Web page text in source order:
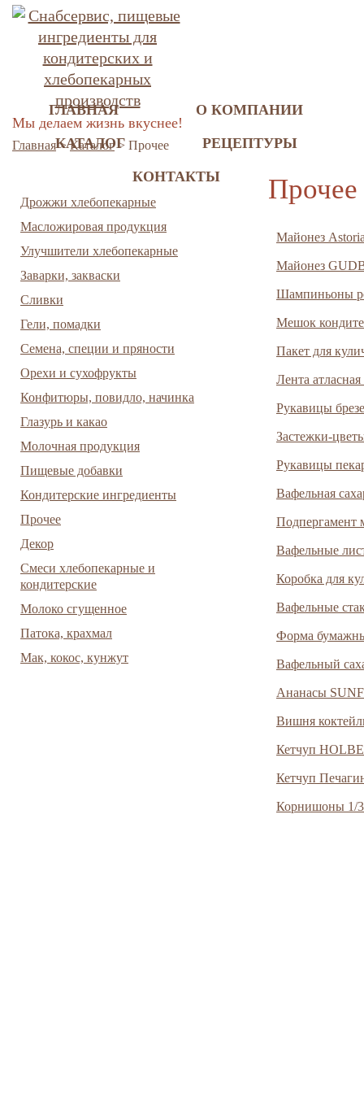
Мы делаем жизнь вкуснее!
ГЛАВНАЯ О КОМПАНИИ
КАТАЛОГ РЕЦЕПТУРЫ
КОНТАКТЫ
Главная>Каталог> Прочее
Дрожжи хлебопекарные
Масложировая продукция
Улучшители хлебопекарные
Заварки, закваски
Сливки
Гели, помадки
Семена, специи и пряности
Орехи и сухофрукты
Конфитюры, повидло, начинка
Глазурь и какао
Молочная продукция
Пищевые добавки
Кондитерские ингредиенты
Прочее
Декор
Смеси хлебопекарные и
кондитерские
Молоко сгущенное
Патока, крахмал
Мак, кокос, кунжут
Прочее
Майонез
Майонез
Шампиньоны
Мешок
Пакет для
Лента
Рукавицы
Застежки-
Рукавицы
Вафельная
Подпергамент
Вафельные
Коробка для
Вафельные
Форма
Вафельный
Ананасы
Вишня
Кетчуп
Кетчуп
Корнишоны 1/